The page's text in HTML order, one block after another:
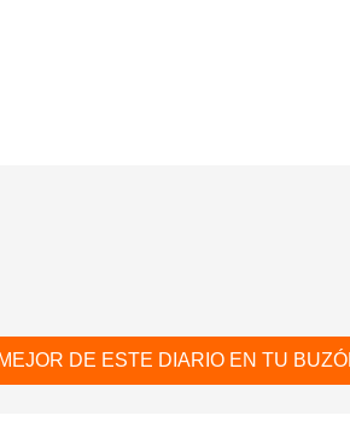
DE ESTE DIARIO EN TU